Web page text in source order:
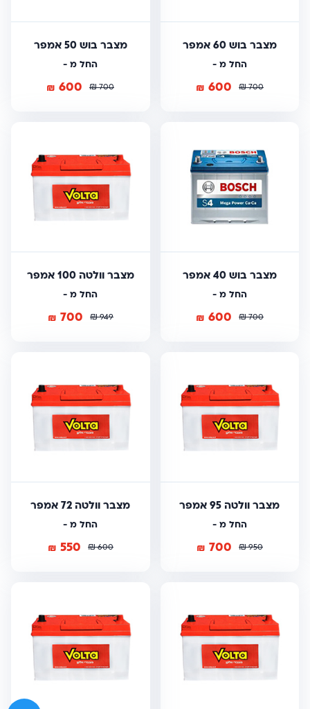
מצבר בוש 60 אמפר
החל מ -
700
₪
600
₪
מצבר בוש 50 אמפר
החל מ -
700
₪
600
₪
מצבר בוש 40 אמפר
החל מ -
700
₪
600
₪
מצבר וולטה 100 אמפר
החל מ -
949
₪
700
₪
מצבר וולטה 95 אמפר
החל מ -
950
₪
700
₪
מצבר וולטה 72 אמפר
החל מ -
600
₪
550
₪